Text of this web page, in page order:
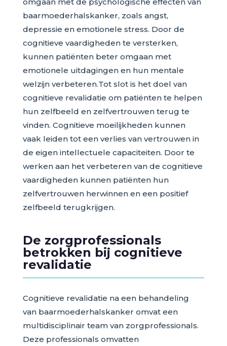
baarmoederhalskanker, zoals angst,
depressie en emotionele stress. Door de
cognitieve vaardigheden te versterken,
kunnen patiënten beter omgaan met
emotionele uitdagingen en hun mentale
welzijn verbeteren.Tot slot is het doel van
cognitieve revalidatie om patiënten te helpen
hun zelfbeeld en zelfvertrouwen terug te
vinden. Cognitieve moeilijkheden kunnen
vaak leiden tot een verlies van vertrouwen in
de eigen intellectuele capaciteiten. Door te
werken aan het verbeteren van de cognitieve
vaardigheden kunnen patiënten hun
zelfvertrouwen herwinnen en een positief
zelfbeeld terugkrijgen.
De zorgprofessionals
betrokken bij cognitieve
revalidatie
Cognitieve revalidatie na een behandeling
van baarmoederhalskanker omvat een
multidisciplinair team van zorgprofessionals.
Deze professionals omvatten